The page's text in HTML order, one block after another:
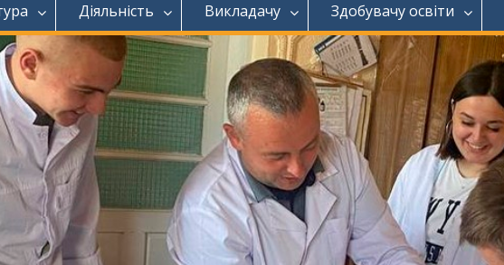
Діяльність Викладачу Здобувачу освіти